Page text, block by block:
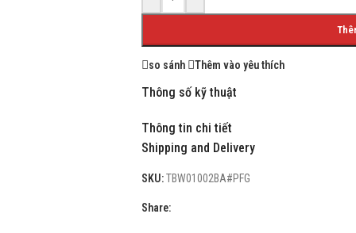
so sánh Thêm vào yêu thích
Thông số kỹ thuật
Thông tin chi tiết
Shipping and Delivery
SKU:TBW01002BA#PFG
Share: